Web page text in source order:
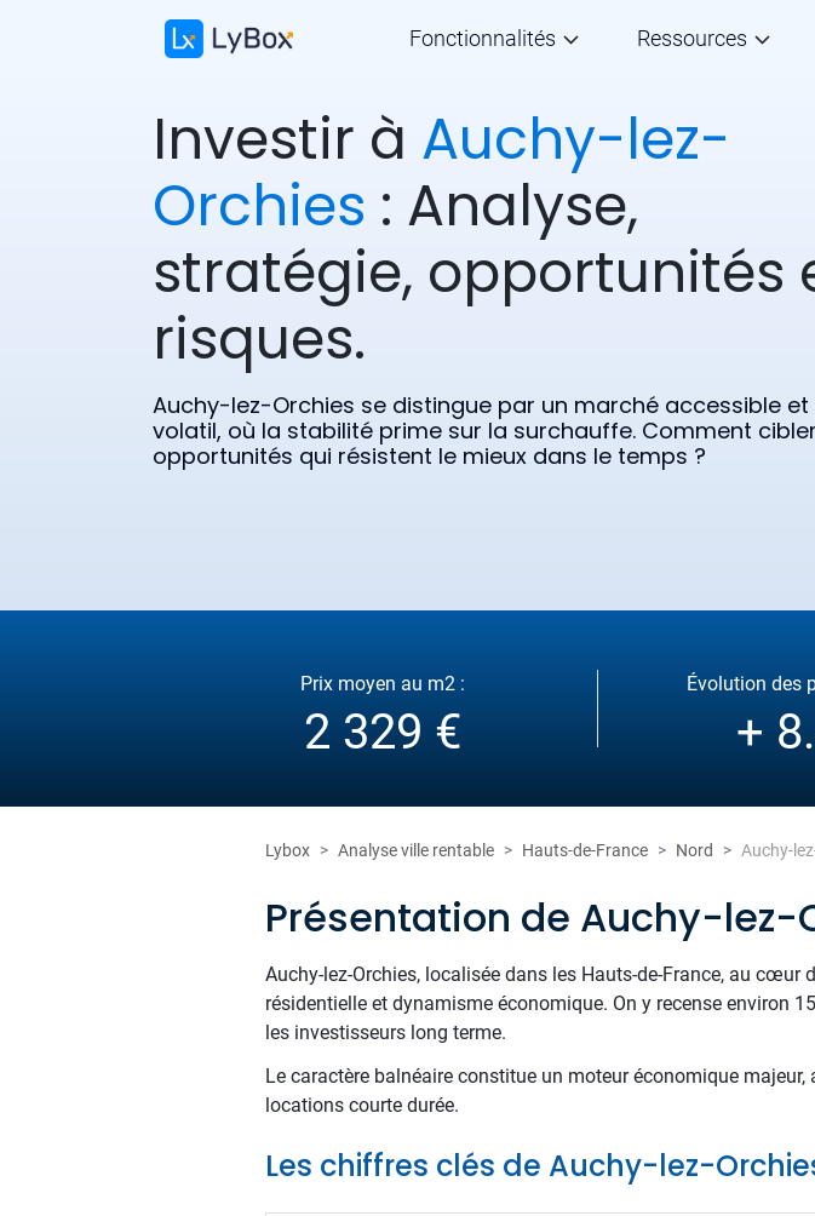
Fonctionnalités Ressources
Investir à Auchy-lez-
Orchies : Analyse,
stratégie, opportunités
risques.
Auchy-lez-Orchies se distingue par un marché accessible et
volatil, où la stabilité prime sur la surchauffe. Comment
opportunités qui résistent le mieux dans le temps ?
Prix moyen au m2 :
2 329 €
Évolution des
+
Lybox Analyse ville rentable Hauts-de-France Nord Auchy-
Présentation de Auchy-lez-
Auchy-lez-Orchies, localisée dans les Hauts-de-France, au
résidentielle et dynamisme économique. On y recense environ
les investisseurs long terme.
Le caractère balnéaire constitue un moteur économique
locations courte durée.
Les chiffres clés de Auchy-lez-